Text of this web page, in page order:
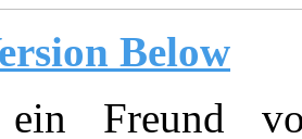
Below
Freund